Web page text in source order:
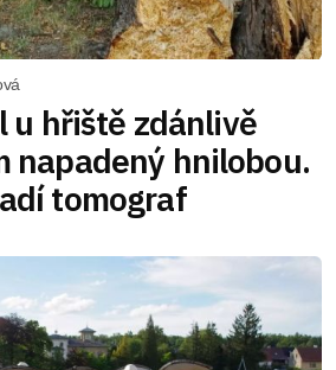
u hřiště zdánlivě
napadený hnilobou.
tomograf